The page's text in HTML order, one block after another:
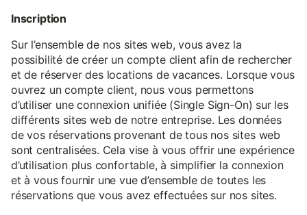
Inscription
Sur l’ensemble de nos sites web, vous avez la
possibilité de créer un compte client afin de rechercher
et de réserver des locations de vacances. Lorsque vous
ouvrez un compte client, nous vous permettons
d’utiliser une connexion unifiée (Single Sign-On) sur les
différents sites web de notre entreprise. Les données
de vos réservations provenant de tous nos sites web
sont centralisées. Cela vise à vous offrir une expérience
d’utilisation plus confortable, à simplifier la connexion
et à vous fournir une vue d’ensemble de toutes les
réservations que vous avez effectuées sur nos sites.